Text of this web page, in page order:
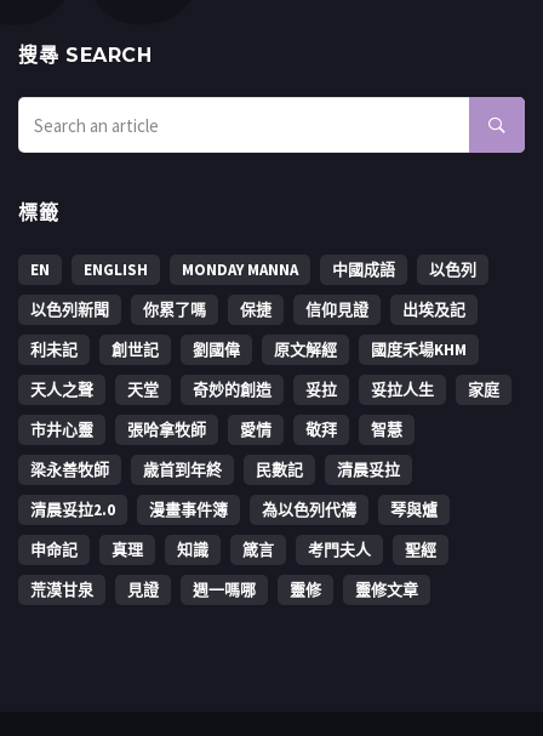
搜㝷 SEARCH
標籤
EN ENGLISH MONDAY MANNA 中國成語
以色列
以色列新聞
你累了嗎 保捷 信仰見證
出埃及記
利未記
創世記 劉國偉 原文解經
國度禾場KHM
天人之聲
天堂 奇妙的創造 妥拉 妥拉人生
家庭
市井心靈
張哈拿牧師 愛情 敬拜
智慧
梁永善牧師
歳首到年終 民數記
清晨妥拉
清晨妥拉2.0
漫畫事件簿 為以色列代禱
琴與爐
申命記
真理 知識 箴言 考門夫人
聖經
荒漠甘泉
見證 週一嗎哪 靈修 靈修文章